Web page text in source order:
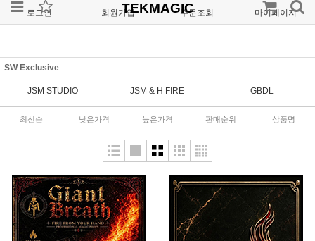
로그인 회원가입 주문조회 마이페이지
TEKMAGIC
SW Exclusive
JSM STUDIO JSM & H FIRE GBDL
최신순 낮은가격 높은가격 판매순위 상품명